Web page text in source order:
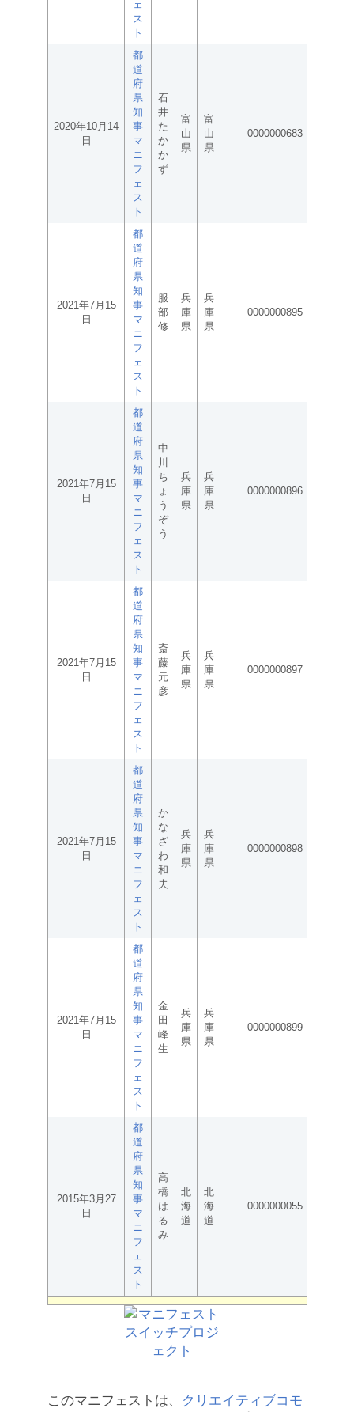
ェ
ス
ト
2020年10月14
日
都
道
府
県
知
事
マ
ニ
フ
ェ
ス
ト
石
井
た
か
か
ず
富
山
県
富
山
県
0000000683
2021年7月15
日
都
道
府
県
知
事
マ
ニ
フ
ェ
ス
ト
服
部
修
兵
庫
県
兵
庫
県
0000000895
2021年7月15
日
都
道
府
県
知
事
マ
ニ
フ
ェ
ス
ト
中
川
ち
ょ
う
ぞ
う
兵
庫
県
兵
庫
県
0000000896
2021年7月15
日
都
道
府
県
知
事
マ
ニ
フ
ェ
ス
ト
斎
藤
元
彦
兵
庫
県
兵
庫
県
0000000897
2021年7月15
日
都
道
府
県
知
事
マ
ニ
フ
ェ
ス
ト
か
な
ざ
わ
和
夫
兵
庫
県
兵
庫
県
0000000898
2021年7月15
日
都
道
府
県
知
事
マ
ニ
フ
ェ
ス
ト
金
田
峰
生
兵
庫
県
兵
庫
県
0000000899
2015年3月27
日
都
道
府
県
知
事
マ
ニ
フ
ェ
ス
ト
高
橋
は
る
み
北
海
道
北
海
道
0000000055
このマニフェストは、
クリエイティブコモ